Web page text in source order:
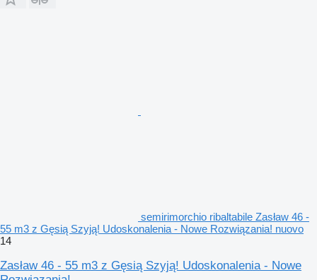
semirimorchio ribaltabile Zasław 46 -
55 m3 z Gęsią Szyją! Udoskonalenia - Nowe Rozwiązania! nuovo
14
Zasław 46 - 55 m3 z Gęsią Szyją! Udoskonalenia - Nowe